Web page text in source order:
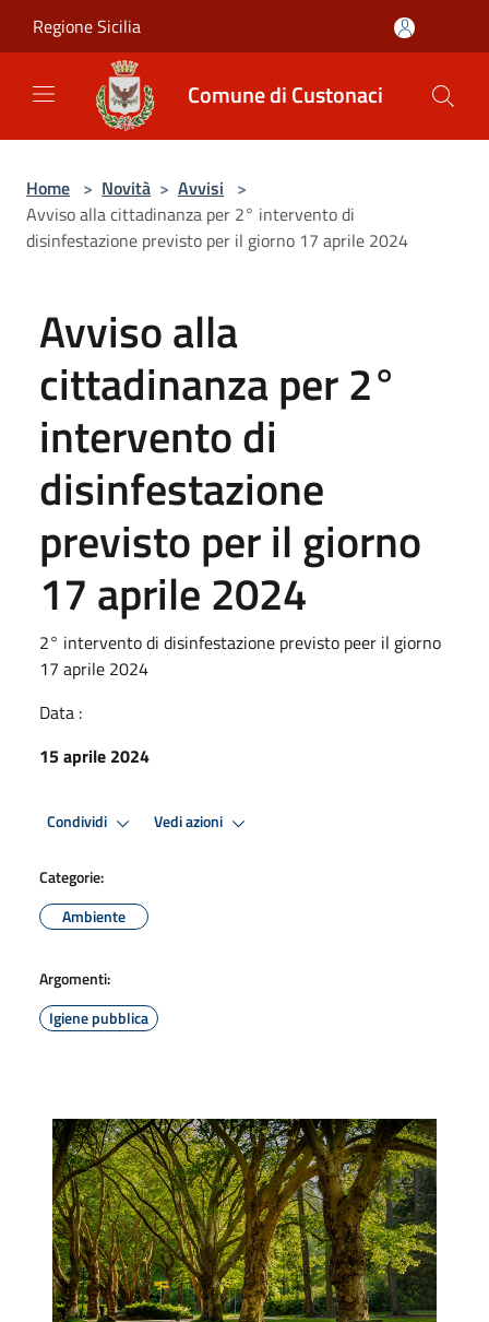
Regione Sicilia
Comune di Custonaci
Home > Novità > Avvisi >
Avviso alla cittadinanza per 2° intervento di
disinfestazione previsto per il giorno 17 aprile 2024
Avviso alla
cittadinanza per 2°
intervento di
disinfestazione
previsto per il giorno
17 aprile 2024
2° intervento di disinfestazione previsto peer il giorno
17 aprile 2024
Data :
15 aprile 2024
Condividi Vedi azioni
Categorie:
Ambiente
Argomenti:
Igiene pubblica